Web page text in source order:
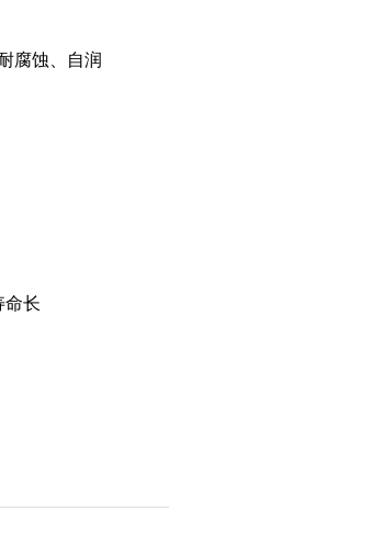
腐蚀、自润
命长